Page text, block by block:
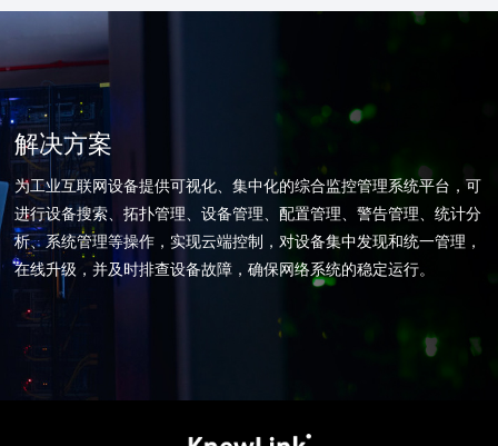
解决方案
为工业互联网设备提供可视化、集中化的综合监控管理系统平台，可
进行设备搜索、拓扑管理、设备管理、配置管理、警告管理、统计分
析、系统管理等操作，实现云端控制，对设备集中发现和统一管理，
在线升级，并及时排查设备故障，确保网络系统的稳定运行。